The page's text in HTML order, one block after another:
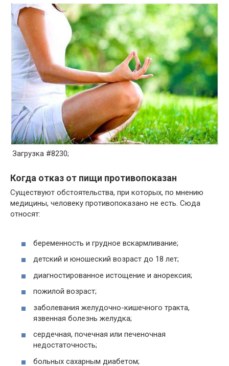
Загрузка #8230;
Когда отказ от пищи противопоказан
Существуют обстоятельства, при которых, по мнению
медицины, человеку противопоказано не есть. Сюда
относят:
беременность и грудное вскармливание;
детский и юношеский возраст до 18 лет;
диагностированное истощение и анорексия;
пожилой возраст;
заболевания желудочно-кишечного тракта,
язвенная болезнь желудка;
сердечная, почечная или печеночная
недостаточность;
больных сахарным диабетом;